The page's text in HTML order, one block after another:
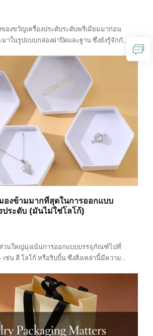
องขวัญเครื่องประดับระดับพรีเมียมมาก่อน
าในรูปแบบกล่องฝาปิดและฐาน ซึ่งยังรู้จักกัน
ที่วางทับลงบนถาดฐานด้านล่าง โดยไม่มี
เพียงเท่านั้น...
องข้ามมากที่สุดในการออกแบบ
ระดับ (มันไม่ใช่โลโก้)
วนใหญ่มุ่งเน้นการออกแบบบรรจุภัณฑ์ไปที่
น สี โลโก้ หรือริบบิ้น ซึ่งสิ่งเหล่านี้มีความ
ะดับของคุณสัมผัสเข้าด้วยนั้นมีความ